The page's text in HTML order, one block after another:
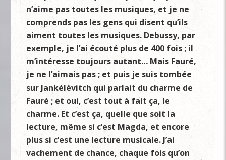
n’aime pas toutes les musiques, et je ne
comprends pas les gens qui disent qu’ils
aiment toutes les musiques. Debussy, par
exemple, je l’ai écouté plus de 400 fois ; il
m’intéresse toujours autant… Mais Fauré,
je ne l’aimais pas ; et puis je suis tombée
sur Jankélévitch qui parlait du charme de
Fauré ; et oui, c’est tout à fait ça, le
charme. Et c’est ça, quelle que soit la
lecture, même si c’est Magda, et encore
plus si c’est une lecture musicale. J’ai
vachement de chance, chaque fois qu’on